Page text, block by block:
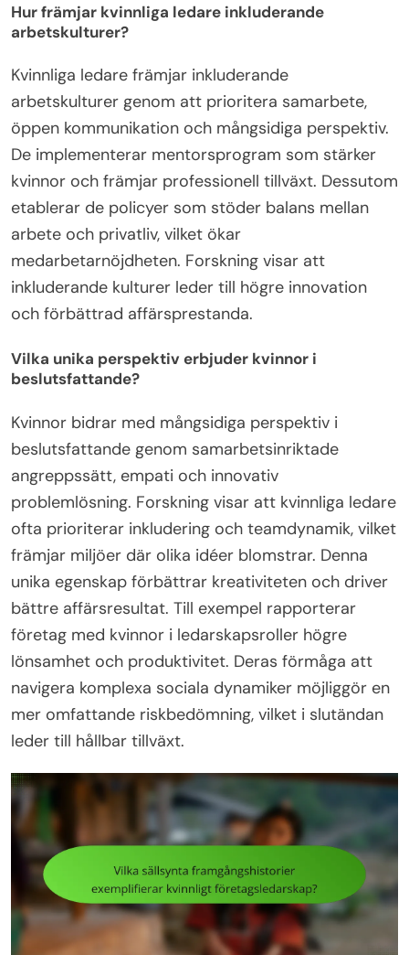
Hur främjar kvinnliga ledare inkluderande
arbetskulturer?
Kvinnliga ledare främjar inkluderande
arbetskulturer genom att prioritera samarbete,
öppen kommunikation och mångsidiga perspektiv.
De implementerar mentorsprogram som stärker
kvinnor och främjar professionell tillväxt. Dessutom
etablerar de policyer som stöder balans mellan
arbete och privatliv, vilket ökar
medarbetarnöjdheten. Forskning visar att
inkluderande kulturer leder till högre innovation
och förbättrad affärsprestanda.
Vilka unika perspektiv erbjuder kvinnor i
beslutsfattande?
Kvinnor bidrar med mångsidiga perspektiv i
beslutsfattande genom samarbetsinriktade
angreppssätt, empati och innovativ
problemlösning. Forskning visar att kvinnliga ledare
ofta prioriterar inkludering och teamdynamik, vilket
främjar miljöer där olika idéer blomstrar. Denna
unika egenskap förbättrar kreativiteten och driver
bättre affärsresultat. Till exempel rapporterar
företag med kvinnor i ledarskapsroller högre
lönsamhet och produktivitet. Deras förmåga att
navigera komplexa sociala dynamiker möjliggör en
mer omfattande riskbedömning, vilket i slutändan
leder till hållbar tillväxt.